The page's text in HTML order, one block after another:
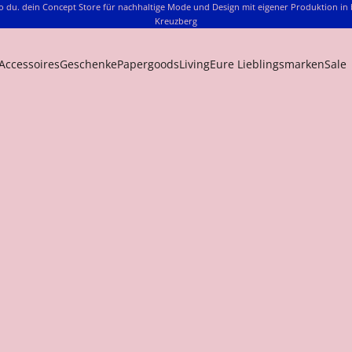
du. dein Concept Store für nachhaltige Mode und Design mit eigener Produktion in
Kreuzberg
GeschenkePapergoodsLivingEure LieblingsmarkenSale